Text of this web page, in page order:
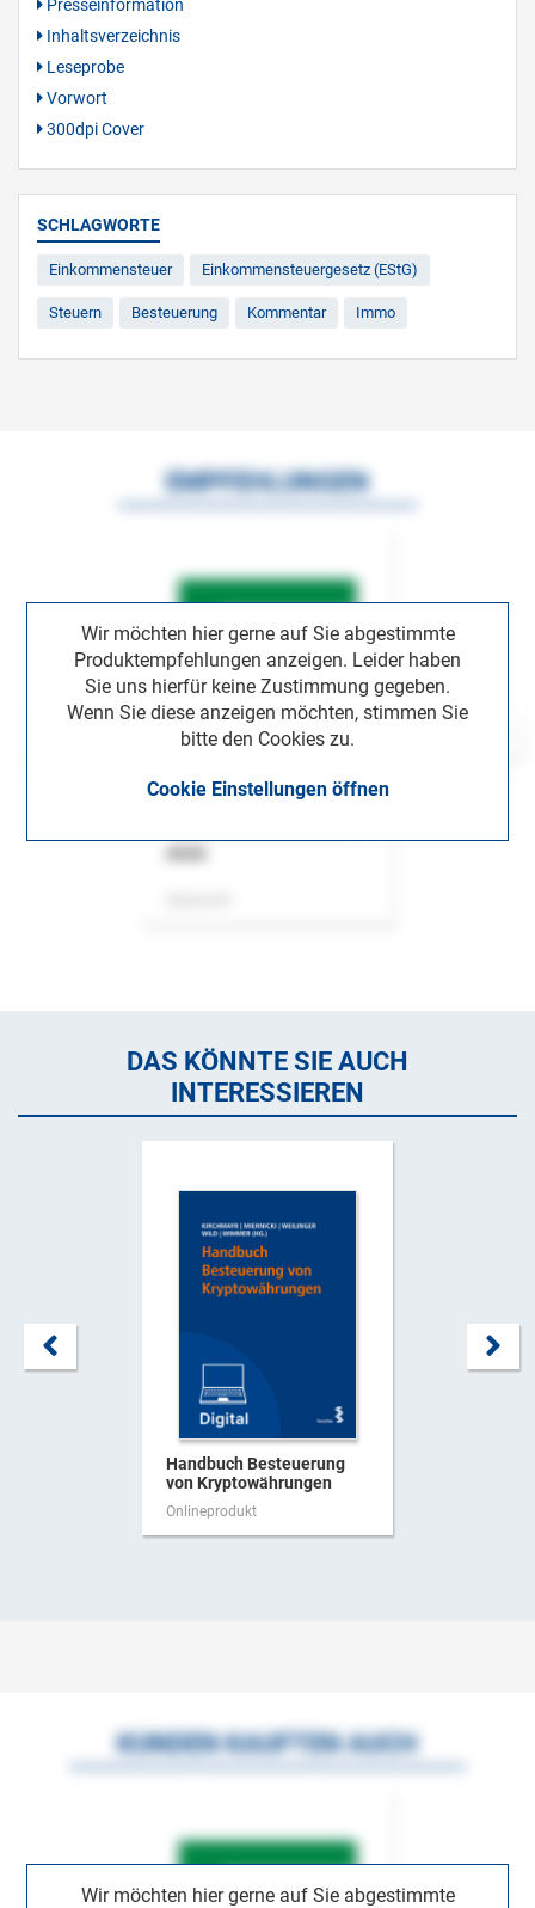
Presseinformation
Inhaltsverzeichnis
Leseprobe
Vorwort
300dpi Cover
SCHLAGWORTE
Einkommensteuer Einkommensteuergesetz (EStG)
Steuern Besteuerung Kommentar Immo
Wir möchten hier gerne auf Sie abgestimmte
Produktempfehlungen anzeigen. Leider haben
Sie uns hierfür keine Zustimmung gegeben.
Wenn Sie diese anzeigen möchten, stimmen Sie
bitte den Cookies zu.
Cookie Einstellungen öffnen
EMPFEHLUNGEN
DAS KÖNNTE SIE AUCH
INTERESSIEREN
Handbuch Besteuerung
von Kryptowährungen
Onlineprodukt
Wir möchten hier gerne auf Sie abgestimmte
KUNDEN KAUFTEN AUCH